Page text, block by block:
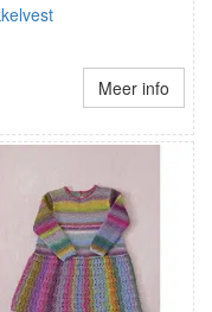
Meer info